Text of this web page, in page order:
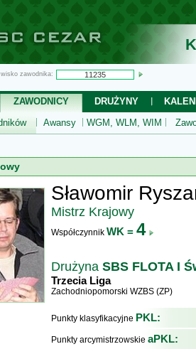
zawodnika:
ZAWODNICY DRUŻYNY
Awansy WGM, WLM, WIM
Sławomir
Mistrz Krajowy
Współczynnik WK = 4
Drużyna SBS FLOTA I
Trzecia Liga
Zachodniopomorski WZBS (ZP)
Punkty klasyfikacyjne PKL:
Punkty arcymistrzowskie aPKL: